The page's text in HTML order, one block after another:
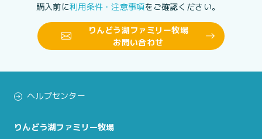
購入前に利用条件・注意事項をご確認ください。
りんどう湖ファミリー牧場
お問い合わせ
ヘルプセンター
りんどう湖ファミリー牧場